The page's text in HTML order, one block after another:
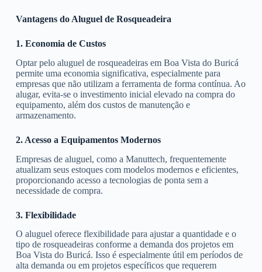
Vantagens do Aluguel de Rosqueadeira
1. Economia de Custos
Optar pelo aluguel de rosqueadeiras em Boa Vista do Buricá
permite uma economia significativa, especialmente para
empresas que não utilizam a ferramenta de forma contínua. Ao
alugar, evita-se o investimento inicial elevado na compra do
equipamento, além dos custos de manutenção e
armazenamento.
2. Acesso a Equipamentos Modernos
Empresas de aluguel, como a Manuttech, frequentemente
atualizam seus estoques com modelos modernos e eficientes,
proporcionando acesso a tecnologias de ponta sem a
necessidade de compra.
3. Flexibilidade
O aluguel oferece flexibilidade para ajustar a quantidade e o
tipo de rosqueadeiras conforme a demanda dos projetos em
Boa Vista do Buricá. Isso é especialmente útil em períodos de
alta demanda ou em projetos específicos que requerem